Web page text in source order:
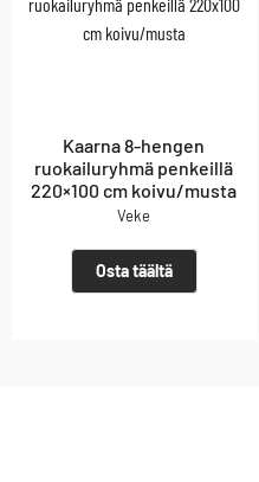
Kaarna 8-hengen
ruokailuryhmä penkeillä
220×100 cm koivu/musta
Veke
Osta täältä